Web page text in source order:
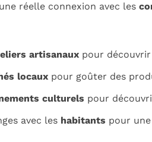
réelle connexion avec les
artisanauxpour découvrir
locauxpour goûter des
culturels pour
avec les habitants pour